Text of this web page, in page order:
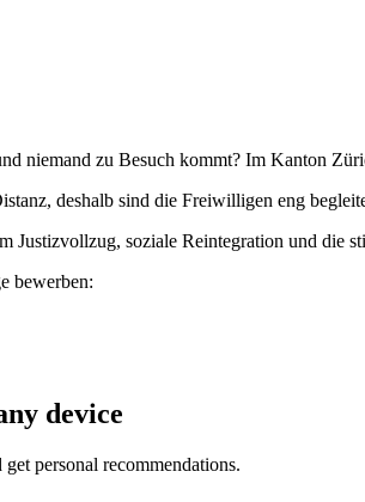
niemand zu Besuch kommt? Im Kanton
deshalb sind die Freiwilligen eng
Justizvollzug, soziale Reintegration und die
bewerben:
device
personal recommendations.